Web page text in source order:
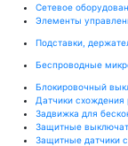
Сетевое
Элементы
Подставки,
Беспроводные
Блокировочный
Датчики схождения
Задвижка для
Защитные
Защитные датчики с